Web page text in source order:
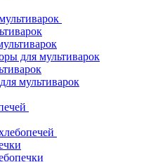
для мультиварок
мультиварок